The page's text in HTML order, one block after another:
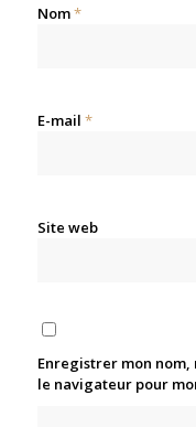
Nom*
E-mail *
Site web
Enregistrer mon nom,
le navigateur pour